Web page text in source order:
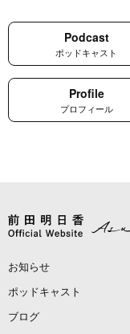
Podcast
ポッドキャスト
Profile
プロフィール
お知らせ
ポッドキャスト
ブログ